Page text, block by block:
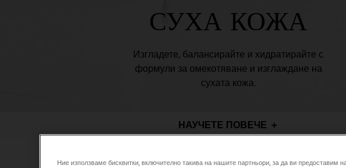
СУХА КОЖА
Изгладете, балансирайте и хидратирайте с
формули за омекотяване и изглаждане на
сухата кожа.
НАУЧЕТЕ ПОВЕЧЕ ＋
Ние използваме бисквитки, включително такива на нашите партньори, за да ви предоставим